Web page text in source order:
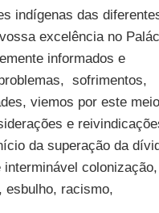
indígenas das
excelência no
informados e
sofrimentos,
viemos por este meio
e
da superação da
colonização,
esbulho, racismo,